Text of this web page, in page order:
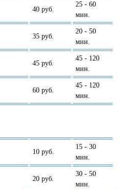
40 руб.
25 - 60
мин.
35 руб.
20 - 50
мин.
45 руб.
45 - 120
мин.
60 руб.
45 - 120
мин.
10 руб.
15 - 30
мин.
20 руб.
30 - 50
мин.